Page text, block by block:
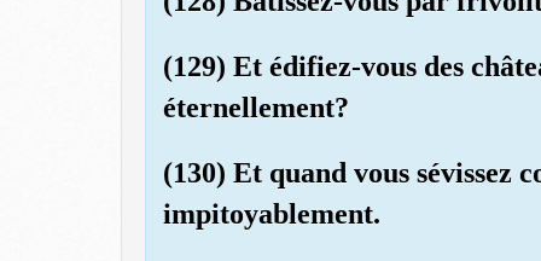
(129) Et édifiez-vous des
éternellement?
(130) Et quand vous sévissez
impitoyablement.